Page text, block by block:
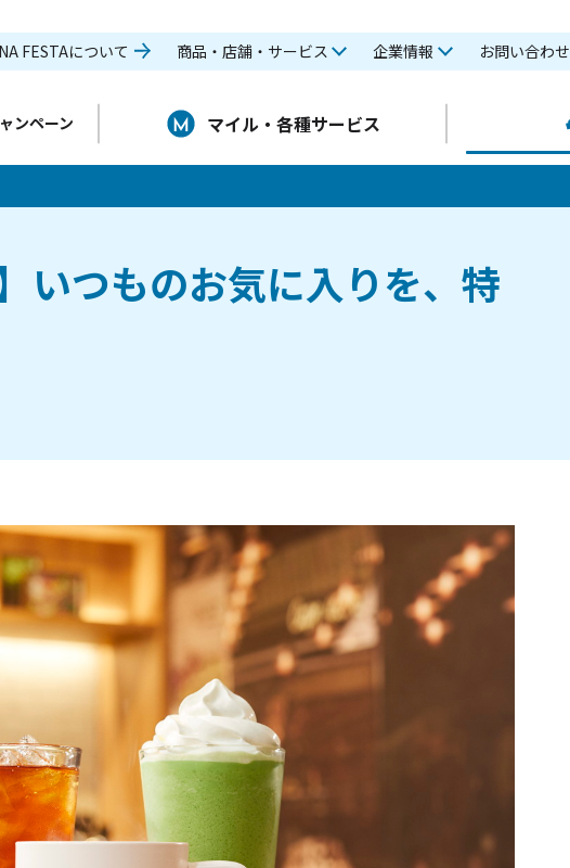
FESTAについて 商品・店舗・サービス 企業情報 お問い合わせ
ンペーン マイル・各種サービス
いつものお気に入りを、特